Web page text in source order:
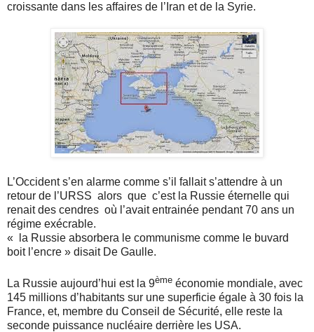
croissante dans les affaires de l’Iran et de la Syrie.
L’Occident s’en alarme comme s’il fallait s’attendre à un
retour de l’URSS alors que c’est la Russie éternelle qui
renait des cendres où l’avait entrainée pendant 70 ans un
régime exécrable.
« la Russie absorbera le communisme comme le buvard
boit l’encre » disait De Gaulle.
La Russie aujourd’hui est la 9ème économie mondiale, avec
145 millions d’habitants sur une superficie égale à 30 fois la
France, et, membre du Conseil de Sécurité, elle reste la
seconde puissance nucléaire derrière les USA.